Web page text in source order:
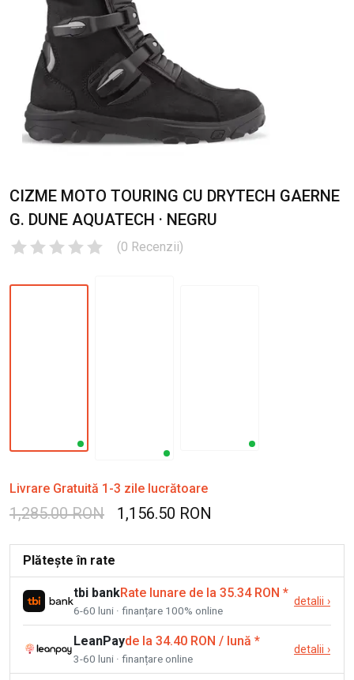
CIZME MOTO TOURING CU DRYTECH GAERNE
G. DUNE AQUATECH · NEGRU
(0 Recenzii)
Livrare Gratuită 1-3 zile lucrătoare
1,285.00 RON 1,156.50 RON
Plătește în rate
tbi bankRate lunare de la 35.34 RON *
6-60 luni · finanțare 100% online
detalii ›
LeanPayde la 34.40 RON / lună *
3-60 luni · finanțare online
detalii ›